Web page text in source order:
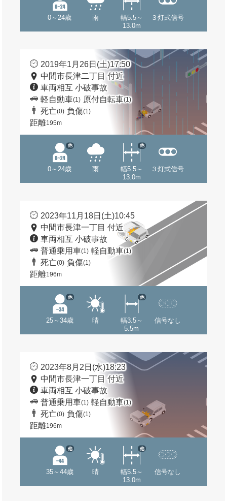
0～24歳 雨
幅5.5～
13.0m
３灯式信号
2019年1月26日(土)17:50
中間市長津二丁目 付近
車両相互 小破事故
軽自動車(1) 原付自転車(1)
死亡(0) 負傷(1)
距離195m
0～24歳
他
雨
幅5.5～
13.0m
他
３灯式信号
2023年11月18日(土)10:45
中間市長津一丁目 付近
車両相互 小破事故
普通乗用車(1) 軽自動車(1)
死亡(0) 負傷(1)
距離196m
25～34歳
他
晴
幅3.5～
5.5m
他
信号なし
2023年8月2日(水)18:23
中間市長津一丁目 付近
車両相互 小破事故
普通乗用車(1) 軽自動車(1)
死亡(0) 負傷(1)
距離196m
35～44歳
他
晴
幅5.5～
13.0m
他
信号なし